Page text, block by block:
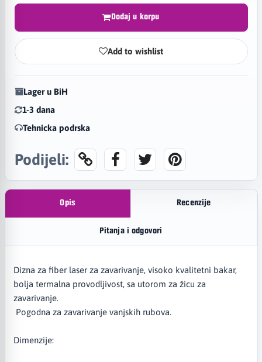
Dodaj u korpu
Add to wishlist
Lager u BiH
1-3 dana
Tehnicka podrska
Podijeli:
Opis Recenzije
Pitanja i odgovori
Dizna za fiber laser za zavarivanje, visoko kvalitetni bakar,
bolja termalna provodljivost, sa utorom za žicu za
zavarivanje.
Pogodna za zavarivanje vanjskih rubova.
Dimenzije: